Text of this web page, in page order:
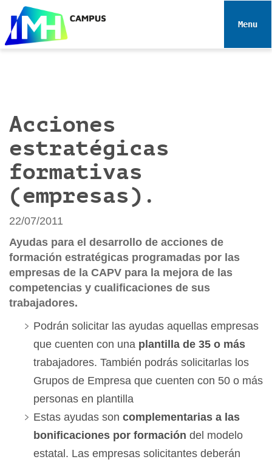
e
Toggle
Acciones
estratégicas
formativas
(empresas).
22/07/2011
Ayudas para el desarrollo de acciones de
formación estratégicas programadas por las
empresas de la CAPV para la mejora de las
competencias y cualificaciones de sus
trabajadores.
Podrán solicitar las ayudas aquellas empresas
que cuenten con una plantilla de 35 o más
trabajadores. También podrás solicitarlas los
Grupos de Empresa que cuenten con 50 o más
personas en plantilla
Estas ayudas son complementarias a las
bonificaciones por formación del modelo
estatal. Las empresas solicitantes deberán